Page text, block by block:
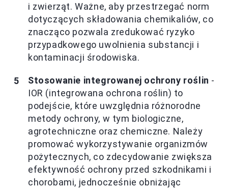
i zwierząt. Ważne, aby przestrzegać norm
dotyczących składowania chemikaliów, co
znacząco pozwala zredukować ryzyko
przypadkowego uwolnienia substancji i
kontaminacji środowiska.
Stosowanie integrowanej ochrony roślin -
IOR (integrowana ochrona roślin) to
podejście, które uwzględnia różnorodne
metody ochrony, w tym biologiczne,
agrotechniczne oraz chemiczne. Należy
promować wykorzystywanie organizmów
pożytecznych, co zdecydowanie zwiększa
efektywność ochrony przed szkodnikami i
chorobami, jednocześnie obniżając